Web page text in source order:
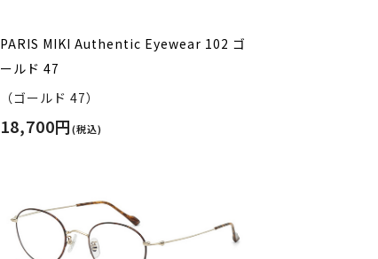
PARIS MIKI Authentic Eyewear 102 ゴ
ールド 47
（ゴールド 47）
18,700円(税込)